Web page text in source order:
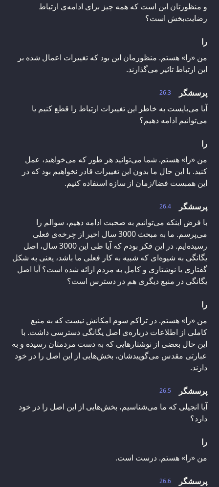
و منظورتان این است که همه چیز برای ادامه‌ی ارتباط
رضایت‌بخش است؟
را
من «را» هستم. منظورمان این بود که تغییرات اعمال شده بر
این ارتباط تاثیر می‌گذارند.
26.3
پرسشگر
آیا می‌بایست به خاطر این تغییرات ارتباط را قطع کنیم یا
می‌توانیم ادامه دهیم؟
را
من «را» هستم. شما می‌توانید هر طور که می‌خواهید، عمل
کنید. با این حال ما بدون این تغییرات قادر نخواهیم بود که در
این همبست فضا/زمان از سازه استفاده کنیم.
26.4
پرسشگر
با فرض اینکه می‌توانیم به صحبت ادامه دهیم، سوالم را
می‌پرسم. ما به مبحث 3000 سال اخیر از چرخه‌ی فعلی
رسیده‌ایم. در این فکر بودم که آیا طی این 3000 سال، اصل
یگانگی به شیوه‌ای که شبیه به کار فعلی ما باشد، یعنی به شکل
گفتاری یا نوشتاری و کامل به مردم ارائه شده است؟ آیا اصل
یگانگی در منبع دیگری هم در دسترس است؟
را
من «را» هستم. در تراکم سوم امکانش نیست که به منبع
کاملی از اطلاعات درباره‌ی اصل یگانگی دسترسی داشت. با
این حال بعضی از نوشتارهایی که به دست مردمتان رسیده و به
عبارتی مقدس می‌گوییدشان، بخش‌هایی از این اصل را در خود
دارند.
26.5
پرسشگر
آیا انجیلی که ما می‌شناسیم، بخش‌هایی از این اصل را در خود
دارد؟
را
من «را» هستم. درست است.
26.6
پرسشگر